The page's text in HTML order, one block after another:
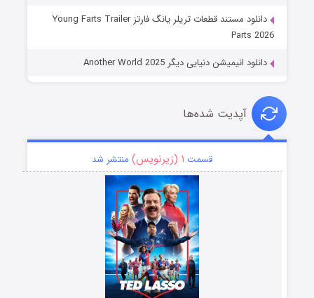
دانلود مستند قطعات تریلر یانگ فارتز Young Farts Trailer
Parts 2026
دانلود انیمیشن دنیایی دیگر Another World 2025
آپدیت شده‌ها
قسمت ۱ (زیرنویس) منتشر شد